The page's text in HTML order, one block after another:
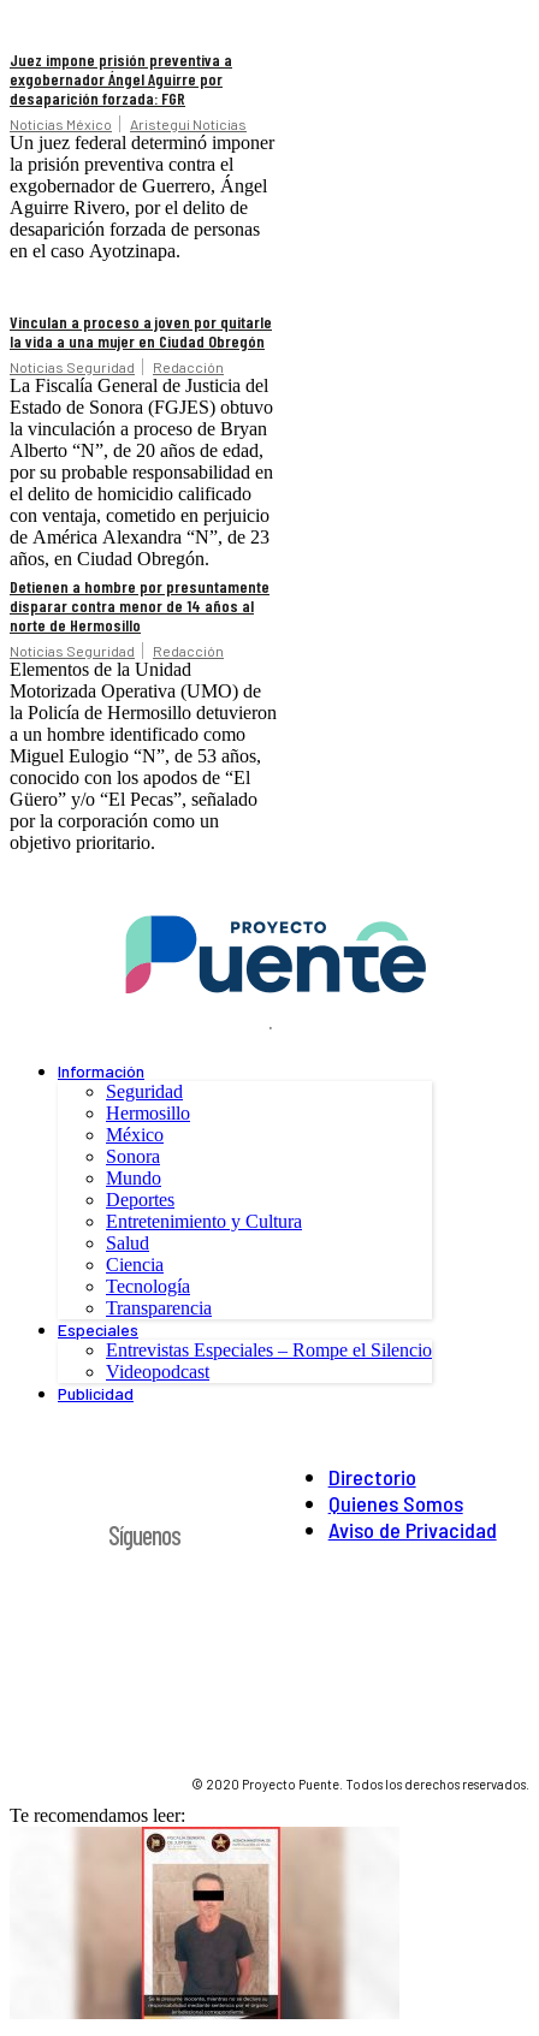
Juez impone prisión preventiva a
exgobernador Ángel Aguirre por
desaparición forzada: FGR
Noticias México Aristegui Noticias
Un juez federal determinó imponer
la prisión preventiva contra el
exgobernador de Guerrero, Ángel
Aguirre Rivero, por el delito de
desaparición forzada de personas
en el caso Ayotzinapa.
Vinculan a proceso a joven por quitarle
la vida a una mujer en Ciudad Obregón
Noticias Seguridad Redacción
La Fiscalía General de Justicia del
Estado de Sonora (FGJES) obtuvo
la vinculación a proceso de Bryan
Alberto “N”, de 20 años de edad,
por su probable responsabilidad en
el delito de homicidio calificado
con ventaja, cometido en perjuicio
de América Alexandra “N”, de 23
años, en Ciudad Obregón.
Detienen a hombre por presuntamente
disparar contra menor de 14 años al
norte de Hermosillo
Noticias Seguridad Redacción
Elementos de la Unidad
Motorizada Operativa (UMO) de
la Policía de Hermosillo detuvieron
a un hombre identificado como
Miguel Eulogio “N”, de 53 años,
conocido con los apodos de “El
Güero” y/o “El Pecas”, señalado
por la corporación como un
objetivo prioritario.
.
Información
Seguridad
Hermosillo
México
Sonora
Mundo
Deportes
Entretenimiento y Cultura
Salud
Ciencia
Tecnología
Transparencia
Especiales
Entrevistas Especiales – Rompe el Silencio
Videopodcast
Publicidad
Directorio
Quienes Somos
Aviso de Privacidad
Síguenos
© 2020 Proyecto Puente. Todos los derechos reservados.
Te recomendamos leer: